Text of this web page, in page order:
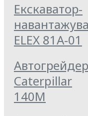
Екскаватор-
ELEX 81А-01
Автогрейдер
Caterpillar
140M